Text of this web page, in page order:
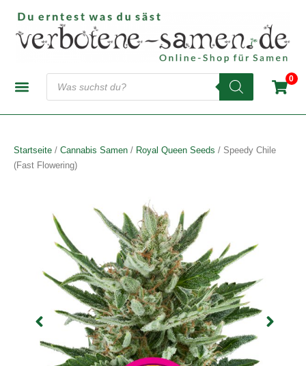
Inhalt
springen
Products
search
0
Startseite / Cannabis Samen / Royal Queen Seeds / Speedy Chile
(Fast Flowering)